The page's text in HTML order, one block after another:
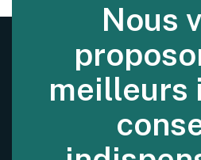
Nous
meilleurs